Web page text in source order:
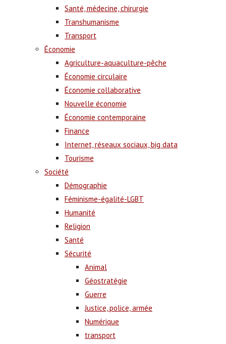
Santé, médecine, chirurgie
Transhumanisme
Transport
Économie
Agriculture-aquaculture-pêche
Économie circulaire
Économie collaborative
Nouvelle économie
Économie contemporaine
Finance
Internet, réseaux sociaux, big data
Tourisme
Société
Démographie
Féminisme-égalité-LGBT
Humanité
Religion
Santé
Sécurité
Animal
Géostratégie
Guerre
Justice, police, armée
Numérique
transport